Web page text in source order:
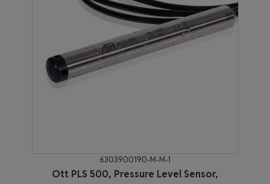
6303900190-M-M-1
Ott PLS 500, Pressure Level Sensor,